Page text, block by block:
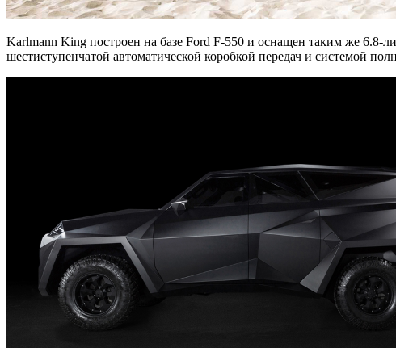
Karlmann King построен на базе Ford F-550 и оснащен таким же 6.8-
шестиступенчатой автоматической коробкой передач и системой